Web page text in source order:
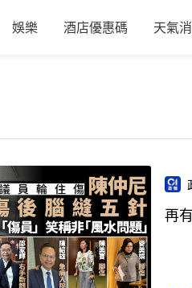
娛樂 酒店優惠碼 天氣
再